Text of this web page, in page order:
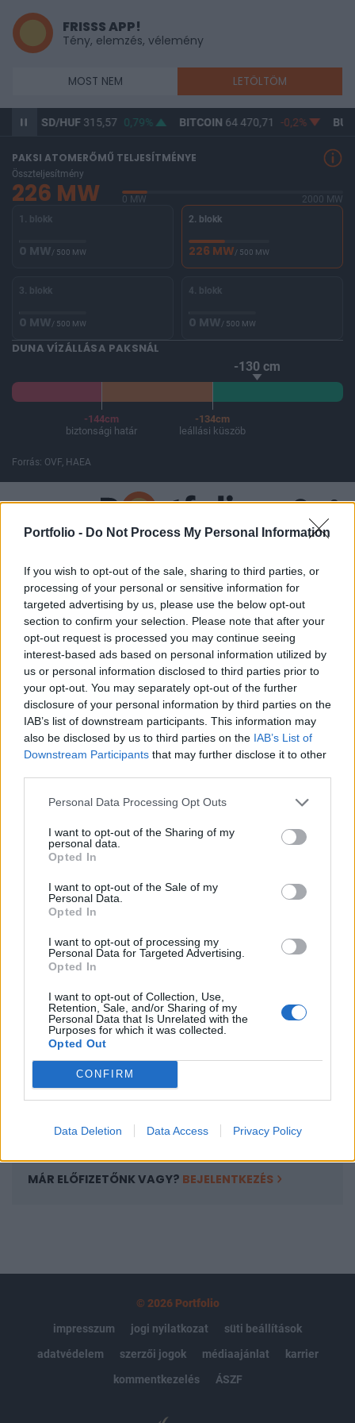
Portfolio - Do Not Process My Personal Information
If you wish to opt-out of the sale, sharing to third parties, or
processing of your personal or sensitive information for
targeted advertising by us, please use the below opt-out
section to confirm your selection. Please note that after your
opt-out request is processed you may continue seeing
interest-based ads based on personal information utilized by
us or personal information disclosed to third parties prior to
your opt-out. You may separately opt-out of the further
disclosure of your personal information by third parties on the
IAB’s list of downstream participants. This information may
also be disclosed by us to third parties on the IAB’s List of
Downstream Participants that may further disclose it to other
Personal Data Processing Opt Outs
I want to opt-out of the Sharing of my
personal data.
Opted In
I want to opt-out of the Sale of my
Personal Data.
Opted In
I want to opt-out of processing my
Personal Data for Targeted Advertising.
Opted In
I want to opt-out of Collection, Use,
Retention, Sale, and/or Sharing of my
Personal Data that Is Unrelated with the
Purposes for which it was collected.
Opted Out
CONFIRM
Data Deletion Data Access Privacy Policy
FRISSS APP!
Tény, elemzés, vélemény
MOST NEM LETÖLTÖM
USD/HUF315,57 0,79% BITCOIN 64 470,71 -0,2% BUX
PAKSI ATOMERŐMŰ TELJESÍTMÉNYE
Összteljesítmény
226 MW 0 MW
2000 MW
1. blokk
0 MW/ 500 MW
2. blokk
226 MW/ 500 MW
3. blokk
0 MW/ 500 MW
4. blokk
0 MW/ 500 MW
DUNA VÍZÁLLÁSA PAKSNÁL
-130 cm
-144cm
biztonsági határ
-134cm
leállási küszöb
Forrás: OVF, HAEA
ELŐFIZETŐI TARTALOM
Az OTP húzza a magyar tőzsdét
Portfolio
2024. május 02. 13:00
A kereskedési idő felénél az OTP a legjobban
teljesítő hazai nagypapír a magyar tőzsdén.
Portfolio Investment Day 2026Október 21-én jön a Portfolio
Investment Day 2026, ahol a piac vezető szakértőivel
keressük a választ a befektetőket leginkább foglalkoztató
következő évek nyertesei, mire számíthatunk a részvény-,
kötvény-, nyersanyag- és kriptopiacokon, és hogyan
A keresett cikk a portfolio.hu hírarchívumához
tartozik, melynek olvasása előfizetéses
regisztrációhoz kötött.
Az előfizetés a következőket tartalmazza:
Portfolio.hu teljes cikkarchívum
Kötéslisták: BÉT elmúlt 2 év napon belüli
kötéslistái
MÁR ELŐFIZETŐNK VAGY? BEJELENTKEZÉS
© 2026 Portfolio
impresszum
jogi nyilatkozat
süti beállítások
adatvédelem
szerzői jogok médiaajánlat
karrier
kommentkezelés
ÁSZF